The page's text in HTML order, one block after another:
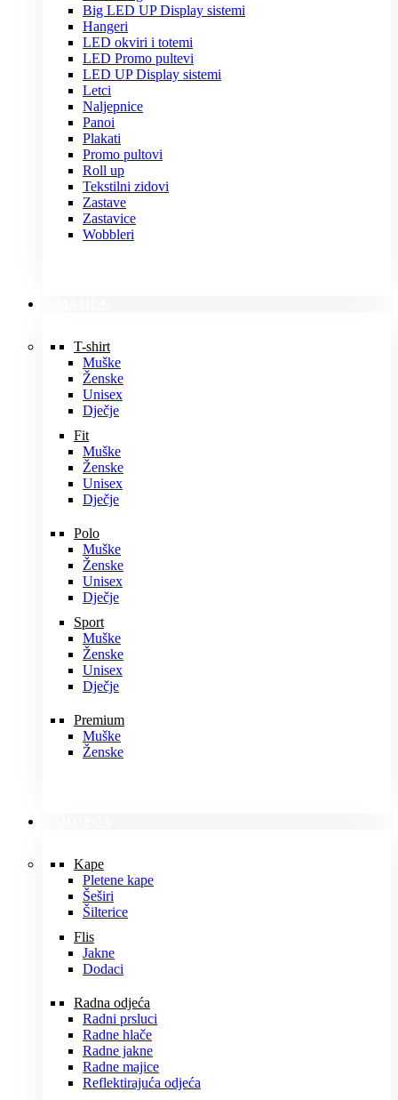
Big LED UP Display sistemi
Hangeri
LED okviri i totemi
LED Promo pultevi
LED UP Display sistemi
Letci
Naljepnice
Panoi
Plakati
Promo pultovi
Roll up
Tekstilni zidovi
Zastave
Zastavice
Wobbleri
T-shirt
Muške
Ženske
Unisex
Dječje
Fit
Muške
Ženske
Unisex
Dječje
Polo
Muške
Ženske
Unisex
Dječje
Sport
Muške
Ženske
Unisex
Dječje
Premium
Muške
Ženske
Kape
Pletene kape
Šeširi
Šilterice
Flis
Jakne
Dodaci
Radna odjeća
Radni prsluci
Radne hlače
Radne jakne
Radne majice
Reflektirajuća odjeća